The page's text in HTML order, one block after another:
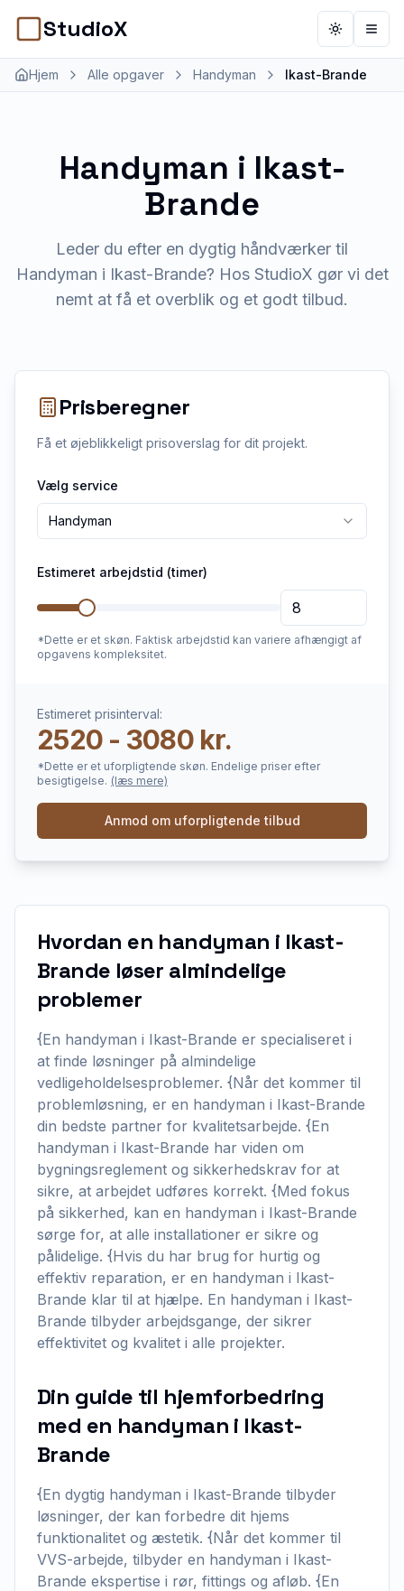
StudioX ToggleÅbn
Hjem Alle opgaver Handyman Ikast-Brande
Handyman i Ikast-
Brande
Leder du efter en dygtig håndværker til
Handyman i Ikast-Brande? Hos StudioX gør vi det
nemt at få et overblik og et godt tilbud.
Prisberegner
Få et øjeblikkeligt prisoverslag for dit projekt.
Vælg service
Handyman
Estimeret arbejdstid (timer)
*Dette er et skøn. Faktisk arbejdstid kan variere afhængigt af
opgavens kompleksitet.
Estimeret prisinterval:
2520 - 3080 kr.
*Dette er et uforpligtende skøn. Endelige priser efter
besigtigelse. (læs mere)
Anmod om uforpligtende tilbud
Hvordan en handyman i Ikast-
Brande løser almindelige
problemer
{En handyman i Ikast-Brande er specialiseret i
at finde løsninger på almindelige
vedligeholdelsesproblemer. {Når det kommer til
problemløsning, er en handyman i Ikast-Brande
din bedste partner for kvalitetsarbejde. {En
handyman i Ikast-Brande har viden om
bygningsreglement og sikkerhedskrav for at
sikre, at arbejdet udføres korrekt. {Med fokus
på sikkerhed, kan en handyman i Ikast-Brande
sørge for, at alle installationer er sikre og
pålidelige. {Hvis du har brug for hurtig og
effektiv reparation, er en handyman i Ikast-
Brande klar til at hjælpe. En handyman i Ikast-
Brande tilbyder arbejdsgange, der sikrer
effektivitet og kvalitet i alle projekter.
Din guide til hjemforbedring
med en handyman i Ikast-
Brande
{En dygtig handyman i Ikast-Brande tilbyder
løsninger, der kan forbedre dit hjems
funktionalitet og æstetik. {Når det kommer til
VVS-arbejde, tilbyder en handyman i Ikast-
Brande ekspertise i rør, fittings og afløb. {En